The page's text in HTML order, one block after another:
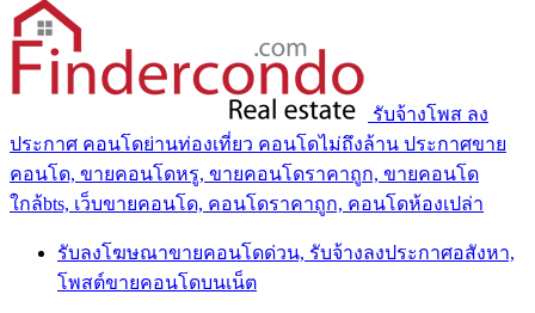
รับจ้างโพส ลง
ประกาศ คอนโดย่านท่องเที่ยว คอนโดไม่ถึงล้าน ประกาศขาย
คอนโด, ขายคอนโดหรู, ขายคอนโดราคาถูก, ขายคอนโด
ใกล้bts, เว็บขายคอนโด, คอนโดราคาถูก, คอนโดห้องเปล่า
รับลงโฆษณาขายคอนโดด่วน, รับจ้างลงประกาศอสังหา,
โพสต์ขายคอนโดบนเน็ต